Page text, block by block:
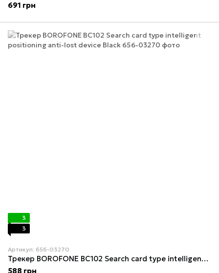
691 грн
3
3
Артикул: 656-03270
Трекер BOROFONE BC102 Search card type intelligent positioning anti-lost device Black
588 грн